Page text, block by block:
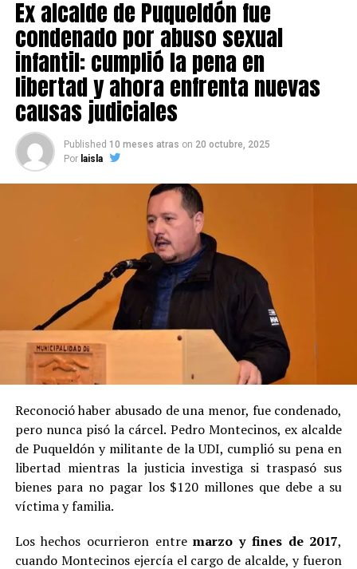
Ex alcalde de Puqueldón fue
condenado por abuso sexual
infantil: cumplió la pena en
libertad y ahora enfrenta nuevas
causas judiciales
Published 10 meses atras on 20 octubre, 2025
Por laisla
Reconoció haber abusado de una menor, fue condenado,
pero nunca pisó la cárcel. Pedro Montecinos, ex alcalde
de Puqueldón y militante de la UDI, cumplió su pena en
libertad mientras la justicia investiga si traspasó sus
bienes para no pagar los $120 millones que debe a su
víctima y familia.
Los hechos ocurrieron entremarzo y fines de 2017,
cuando Montecinos ejercía el cargo de alcalde, y fueron